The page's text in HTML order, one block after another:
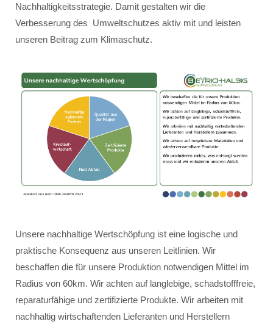
Nachhaltigkeitsstrategie. Damit gestalten wir die
Verbesserung des Umweltschutzes aktiv mit und leisten
unseren Beitrag zum Klimaschutz.
Unsere nachhaltige Wertschöpfung ist eine logische und
praktische Konsequenz aus unseren Leitlinien. Wir
beschaffen die für unsere Produktion notwendigen Mittel im
Radius von 60km. Wir achten auf langlebige, schadstofffreie,
reparaturfähige und zertifizierte Produkte. Wir arbeiten mit
nachhaltig wirtschaftenden Lieferanten und Herstellern